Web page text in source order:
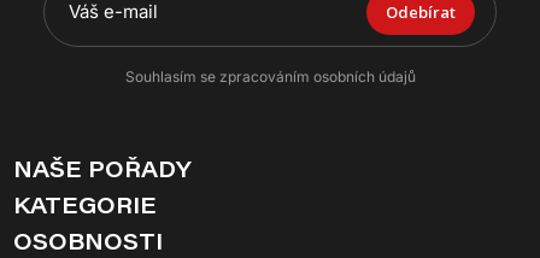
Odebírat
Souhlasím se zpracováním osobních údajů
NAŠE POŘADY
KATEGORIE
OSOBNOSTI